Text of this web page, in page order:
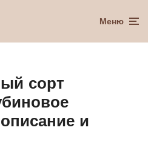
Меню
сорт
и